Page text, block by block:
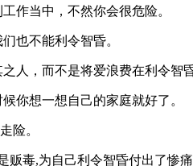
作当中，不然你会很危险。
也不能利令智昏。
人，而不是将爱浪费在利令智
你想一想自己的家庭就好了。
险。
贩毒,为自己利令智昏付出了惨痛